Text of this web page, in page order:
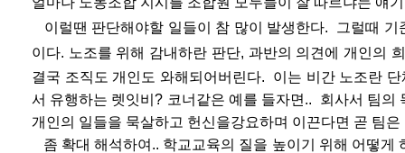
이럴땐 판단해야할 일들이 참 많이 발생한다. 그럴때 기
이다. 노조를 위해 감내하란 판단, 과반의 의견에 개인의
결국 조직도 개 인도 와해되어버린다. 이는 비간 노조란
서 유행하는 렛잇비? 코너같은 예를 들자면.. 회사서 팀의
개인의 일들을 묵살하고 헌신을강요하며 이끈다면 곧 팀
좀 확대 해석하여.. 학교교육의 질을 높이기 위해 어떻게